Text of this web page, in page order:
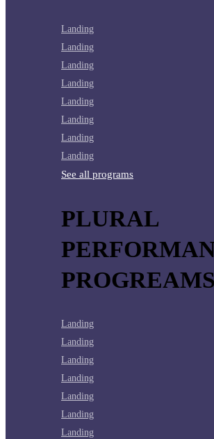
Landing
Landing
Landing
Landing
Landing
Landing
Landing
Landing
See all programs
PLURAL
Landing
Landing
Landing
Landing
Landing
Landing
Landing